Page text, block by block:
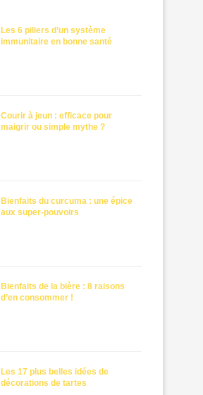
Les 6 piliers d’un système
immunitaire en bonne santé
Courir à jeun : efficace pour
maigrir ou simple mythe ?
Bienfaits du curcuma : une épice
aux super-pouvoirs
Bienfaits de la bière : 8 raisons
d’en consommer !
Les 17 plus belles idées de
décorations de tartes